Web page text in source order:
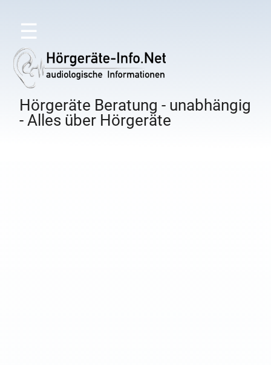
☰
Hörgeräte Beratung - unabhängig
- Alles über Hörgeräte